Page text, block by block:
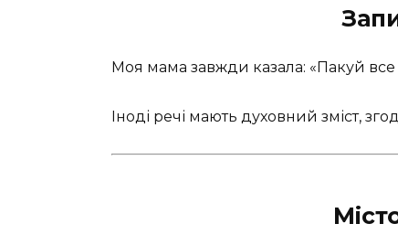
Моя мама завжди казала: «Пакуй
Іноді речі мають духовний зміст,